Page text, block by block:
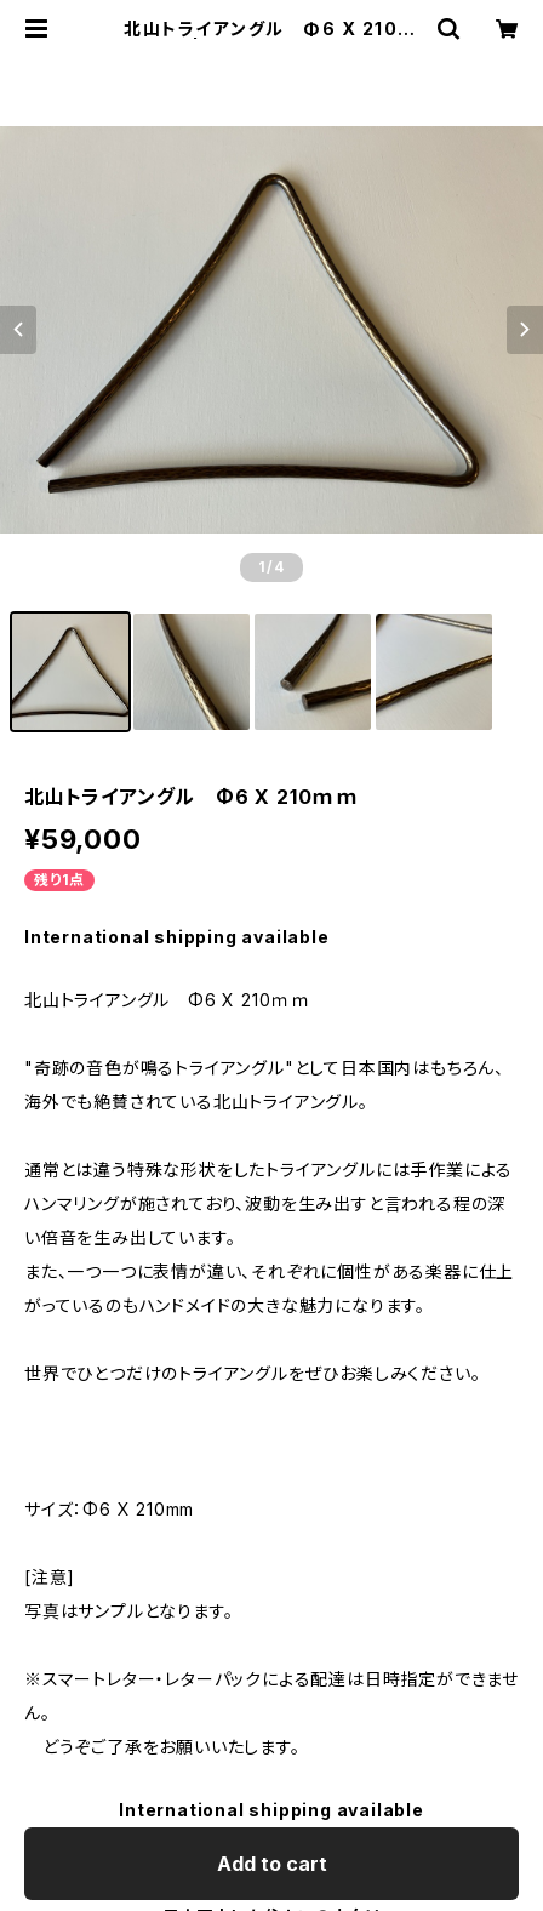
北山トライアングル Φ6 X 210ｍ
1 /4
北山トライアングル Φ6 X 210ｍｍ
¥59,000
残り1点
International shipping available
北山トライアングル Φ6 X 210ｍｍ
"奇跡の音色が鳴るトライアングル"として日本国内はもちろん、
海外でも絶賛されている北山トライアングル。
通常とは違う特殊な形状をしたトライアングルには手作業による
ハンマリングが施されており、波動を生み出すと言われる程の深
い倍音を生み出しています。
また、一つ一つに表情が違い、それぞれに個性がある楽器に仕上
がっているのもハンドメイドの大きな魅力になります。
世界でひとつだけのトライアングルをぜひお楽しみください。
サイズ：Φ6 X 210mm
[注意]
写真はサンプルとなります。
※スマートレター・レターパックによる配達は日時指定ができませ
ん。
どうぞご了承をお願いいたします。
International shipping available
Add to cart